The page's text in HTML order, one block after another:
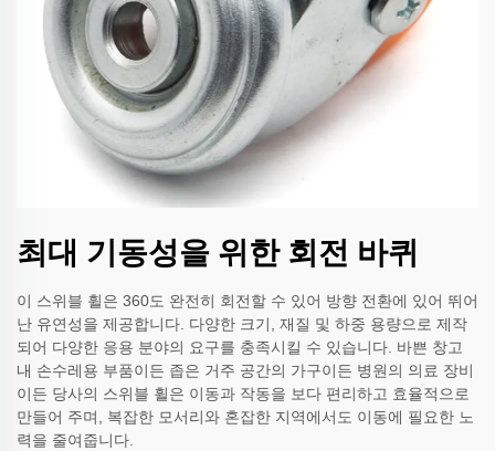
최대 기동성을 위한 회전 바퀴
이 스위블 휠은 360도 완전히 회전할 수 있어 방향 전환에 있어 뛰어
난 유연성을 제공합니다. 다양한 크기, 재질 및 하중 용량으로 제작
되어 다양한 응용 분야의 요구를 충족시킬 수 있습니다. 바쁜 창고
내 손수레용 부품이든 좁은 거주 공간의 가구이든 병원의 의료 장비
이든 당사의 스위블 휠은 이동과 작동을 보다 편리하고 효율적으로
만들어 주며, 복잡한 모서리와 혼잡한 지역에서도 이동에 필요한 노
력을 줄여줍니다.